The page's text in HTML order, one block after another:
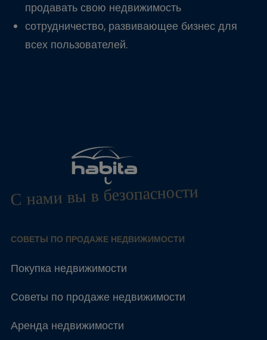
продавать свою недвижимость
сотрудничество, развивающее бизнес для
всех пользователей.
С нами вы в безопасности
СОВЕТЫ ПО ПРОДАЖЕ НЕДВИЖИМОСТИ
Покупка недвижимости
Советы по продаже недвижимости
Аренда недвижимости